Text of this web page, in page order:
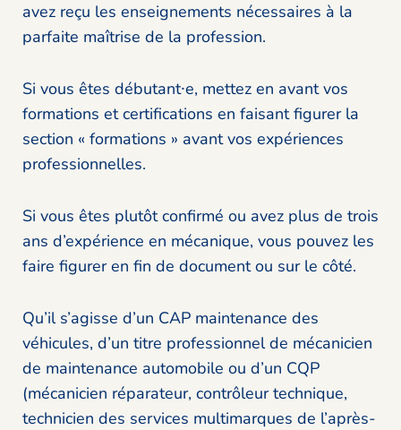
avez reçu les enseignements nécessaires à la
parfaite maîtrise de la profession.
Si vous êtes débutant⸱e, mettez en avant vos
formations et certifications en faisant figurer la
section « formations » avant vos expériences
professionnelles.
Si vous êtes plutôt confirmé ou avez plus de trois
ans d’expérience en mécanique, vous pouvez les
faire figurer en fin de document ou sur le côté.
Qu’il s’agisse d’un CAP maintenance des
véhicules, d’un titre professionnel de mécanicien
de maintenance automobile ou d’un CQP
(mécanicien réparateur, contrôleur technique,
technicien des services multimarques de l’après-